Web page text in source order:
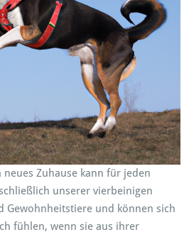
i
n
e
n
H
u
n
d
a
u
f
e
i
n
e
neues Zuhause kann für jeden
unserer vierbeinigen
Gewohnheitstiere und können sich
fühlen, wenn sie aus ihrer